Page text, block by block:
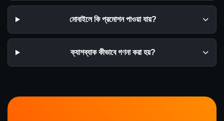
মোবাইলে কি প্রমোশন পাওয়া যায়?
ক্যাশব্যাক কীভাবে গণনা করা হয়?